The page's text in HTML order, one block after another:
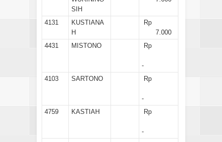
SIH
4131
KUSTIANA
H
Rp
7.000
4431
MISTONO Rp
-
4103
SARTONO Rp
-
4759
KASTIAH Rp
-